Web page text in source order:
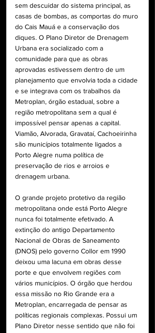
sem descuidar do sistema principal, as
casas de bombas, as comportas do muro
do Cais Mauá e a conservação dos
diques. O Plano Diretor de Drenagem
Urbana era socializado com a
comunidade para que as obras
aprovadas estivessem dentro de um
planejamento que envolvia toda a cidade
e se integrava com os trabalhos da
Metroplan, órgão estadual, sobre a
região metropolitana sem a qual é
impossível pensar apenas a capital.
Viamão, Alvorada, Gravataí, Cachoeirinha
são municípios totalmente ligados a
Porto Alegre numa política de
preservação de rios e arroios e
drenagem urbana.
O grande projeto protetivo da região
metropolitana onde está Porto Alegre
nunca foi totalmente efetivado. A
extinção do antigo Departamento
Nacional de Obras de Saneamento
(DNOS) pelo governo Collor em 1990
deixou uma lacuna em obras desse
porte e que envolvem regiões com
vários municípios. O órgão que herdou
essa missão no Rio Grande era a
Metroplan, encarregada de pensar as
políticas regionais complexas. Possui um
Plano Diretor nesse sentido que não foi